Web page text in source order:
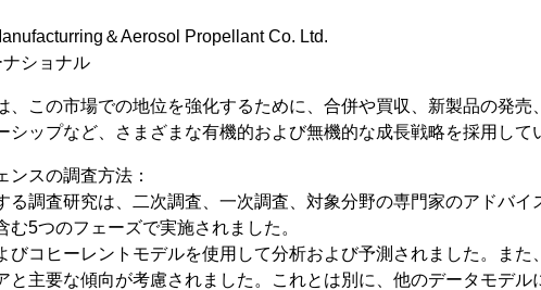
＆Aerosol Propellant Co. Ltd.
ショナル
、この市場での地位を強化するために、合併や買収、新製品の発売
シップなど、さまざまな有機的および無機的な成長戦略を採用して
ンスの調査方法：
る調査研究は、二次調査、一次調査、対象分野の専門家のアドバイ
5つのフェーズで実施されました。
びコヒーレントモデルを使用して分析および予測されました。また
と主要な傾向が考慮されました。これとは別に、他のデータモデル